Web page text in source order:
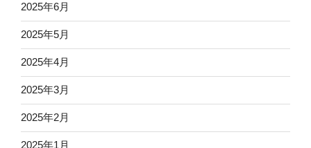
2025年6月
2025年5月
2025年4月
2025年3月
2025年2月
2025年1月